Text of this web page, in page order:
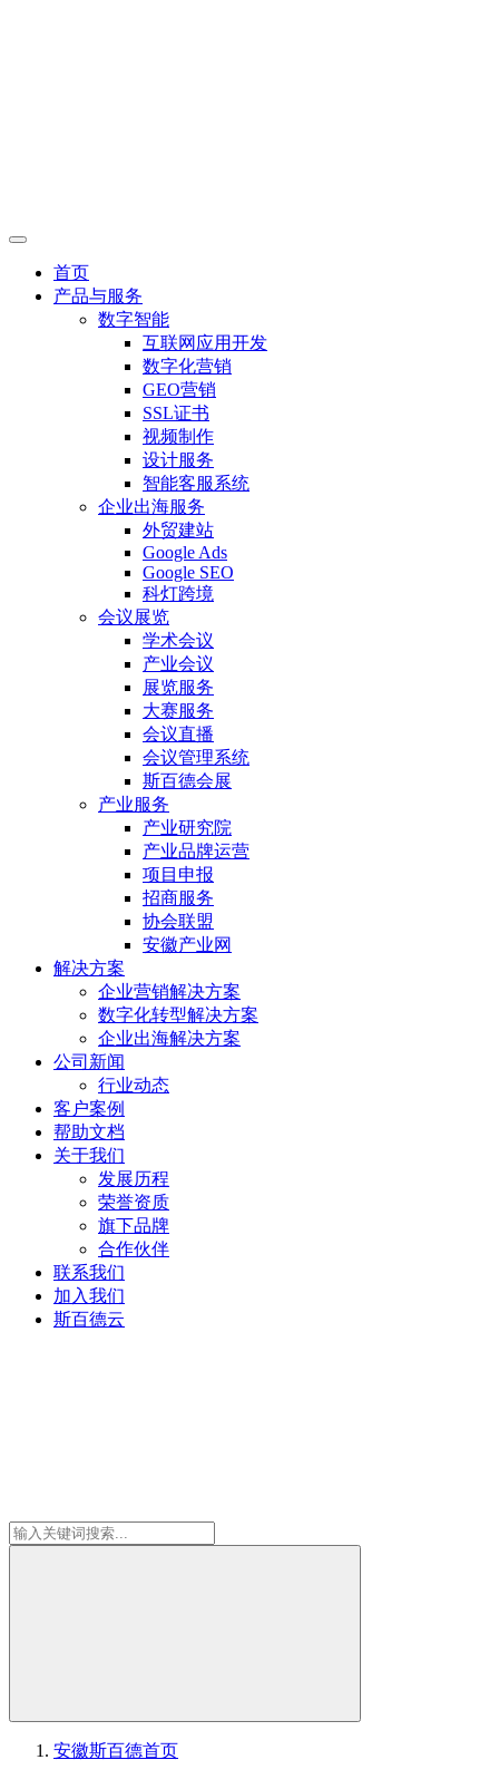
首页
产品与服务
数字智能
互联网应用开发
数字化营销
GEO营销
SSL证书
视频制作
设计服务
智能客服系统
企业出海服务
外贸建站
Google Ads
Google SEO
科灯跨境
会议展览
学术会议
产业会议
展览服务
大赛服务
会议直播
会议管理系统
斯百德会展
产业服务
产业研究院
产业品牌运营
项目申报
招商服务
协会联盟
安徽产业网
解决方案
企业营销解决方案
数字化转型解决方案
企业出海解决方案
公司新闻
行业动态
客户案例
帮助文档
关于我们
发展历程
荣誉资质
旗下品牌
合作伙伴
联系我们
加入我们
斯百德云
安徽斯百德首页